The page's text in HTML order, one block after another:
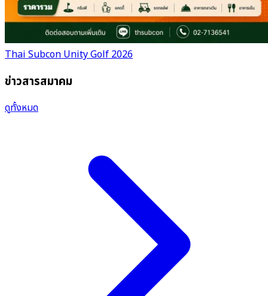
Thai Subcon Unity Golf 2026
ข่าวสารสมาคม
ดูทั้งหมด